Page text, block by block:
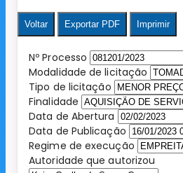
Voltar Exportar PDF Imprimir
Nº Processo
Modalidade de licitação
Tipo de licitação
Finalidade
Data de Abertura
Data de Publicação
Regime de execução
Autoridade que autorizou